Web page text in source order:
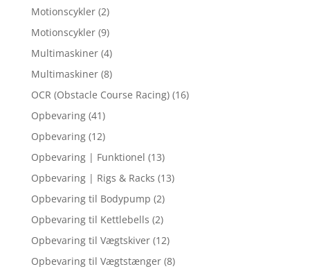
Motionscykler (2)
Motionscykler (9)
Multimaskiner (4)
Multimaskiner (8)
OCR (Obstacle Course Racing) (16)
Opbevaring (41)
Opbevaring (12)
Opbevaring | Funktionel (13)
Opbevaring | Rigs & Racks (13)
Opbevaring til Bodypump (2)
Opbevaring til Kettlebells (2)
Opbevaring til Vægtskiver (12)
Opbevaring til Vægtstænger (8)